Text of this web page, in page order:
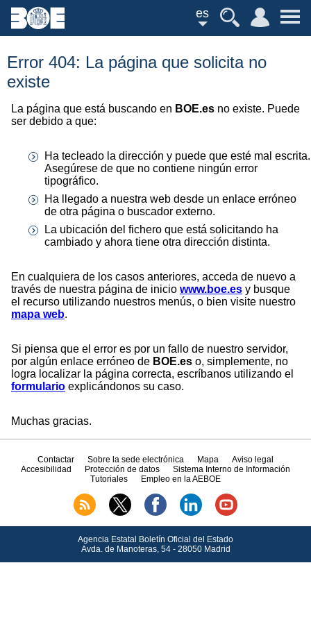
es
Error 404: La página que solicita no
existe
La página que está buscando en BOE.es no existe. Puede
ser debido a que:
Ha tecleado la dirección y puede que esté mal escrita.
Asegúrese de que no contiene ningún error
tipográfico.
Ha llegado a nuestra web desde un enlace erróneo
de otra página o buscador externo.
La ubicación del fichero que está solicitando ha
cambiado y ahora tiene otra dirección distinta.
En cualquiera de los casos anteriores, acceda de nuevo a
través de nuestra página de inicio www.boe.es y busque
el recurso utilizando nuestros menús, o bien visite nuestro
mapa web.
Si piensa que el error es por un fallo de nuestro servidor,
por algún enlace erróneo de BOE.es o, simplemente, no
logra localizar la página correcta, escríbanos utilizando el
formulario explicándonos su caso.
Muchas gracias.
Contactar Sobre la sede electrónica Mapa
Aviso legal
Accesibilidad
Protección de datos
Sistema Interno de Información
Tutoriales
Empleo en la AEBOE
Agencia Estatal Boletín Oficial del Estado
Avda.de Manoteras, 54 - 28050 Madrid